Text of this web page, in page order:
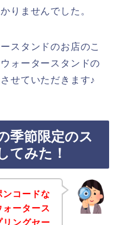
りませんでした。
スタンドのお店のこ
ォータースタンドの
せていただきます♪
季節限定のス
てみた！
コードな
ータース
リングセー